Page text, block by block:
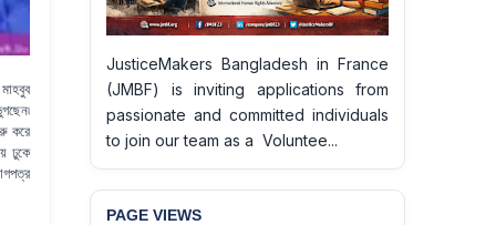
করে
ঢুকে
JusticeMakers Bangladesh in France
(JMBF) is inviting applications from
passionate and committed individuals
to join our team as a Voluntee...
PAGE VIEWS